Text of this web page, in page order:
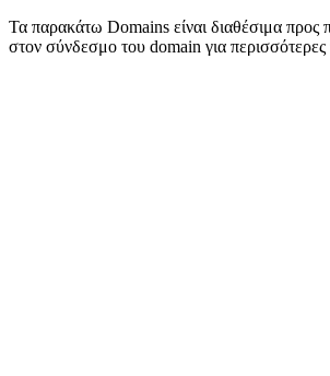
Τα παρακάτω Domains είναι διαθέσιμα
στον σύνδεσμο του domain για περισσότερες